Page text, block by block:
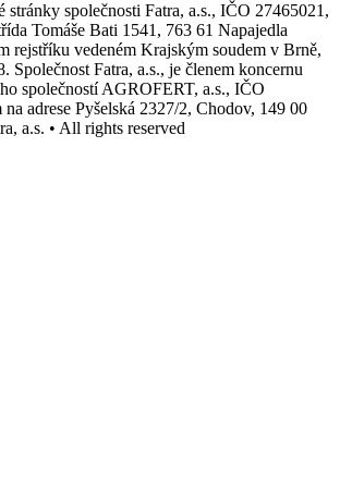
stránky společnosti Fatra, a.s., IČO 27465021,
Tomáše Bati 1541, 763 61 Napajedla
rejstříku vedeném Krajským soudem v Brně,
Společnost Fatra, a.s., je členem koncernu
společností AGROFERT, a.s., IČO
na adrese Pyšelská 2327/2, Chodov, 149 00
a.s. • All rights reserved